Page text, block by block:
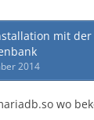
mit der
2014
wo